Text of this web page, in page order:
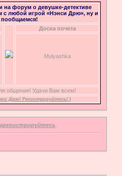
на форум о девушке-детективе
любой игрой «Нэнси Дрю», ну и
пообщаемся!
Доска почета
Mulyashka
общения! Удачи Вам всем!
Дрю! Регистрируйтесь!:)